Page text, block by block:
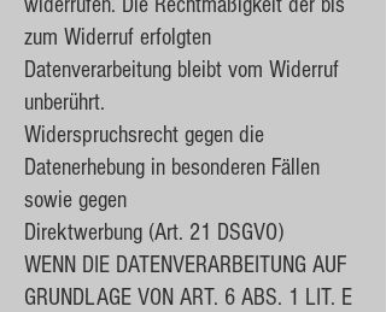
zum Widerruf erfolgten
Datenverarbeitung bleibt vom Widerruf
unberührt.
Widerspruchsrecht gegen die
Datenerhebung in besonderen Fällen
sowie gegen
Direktwerbung (Art. 21 DSGVO)
WENN DIE DATENVERARBEITUNG AUF
GRUNDLAGE VON ART. 6 ABS. 1 LIT. E